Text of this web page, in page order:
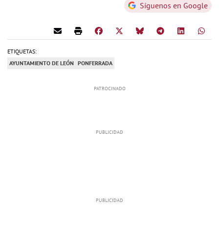
Síguenos en Google
ETIQUETAS:
AYUNTAMIENTO DE LEÓN PONFERRADA